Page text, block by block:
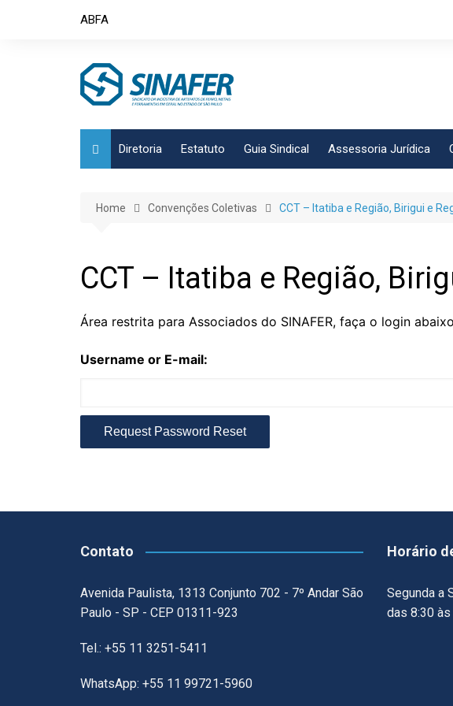
ABFA
Diretoria Estatuto Guia Sindical Assessoria Jurídica
Home Convenções Coletivas CCT – Itatiba e Região, Birigui e
CCT – Itatiba e Região,
Área restrita para Associados do SINAFER, faça o login
Username or E-mail:
Contato
Avenida Paulista, 1313 Conjunto 702 - 7º Andar São
Paulo - SP - CEP 01311-923
Tel.: +55 11 3251-5411
WhatsApp: +55 11 99721-5960
Horário
Segunda a
das 8:30